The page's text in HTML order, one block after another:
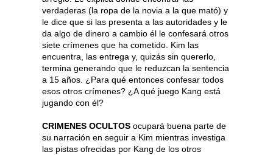
verdaderas (la ropa de la novia a la que mató) y
le dice que si las presenta a las autoridades y le
da algo de dinero a cambio él le confesará otros
siete crímenes que ha cometido. Kim las
encuentra, las entrega y, quizás sin quererlo,
termina generando que le reduzcan la sentencia
a 15 años. ¿Para qué entonces confesar todos
esos otros crímenes? ¿A qué juego Kang está
jugando con él?
CRIMENES OCULTOS ocupará buena parte de
su narración en seguir a Kim mientras investiga
las pistas ofrecidas por Kang de los otros